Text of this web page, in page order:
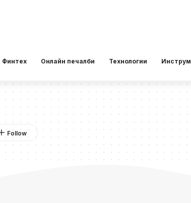
Финтех Онлайн печалби Технологии